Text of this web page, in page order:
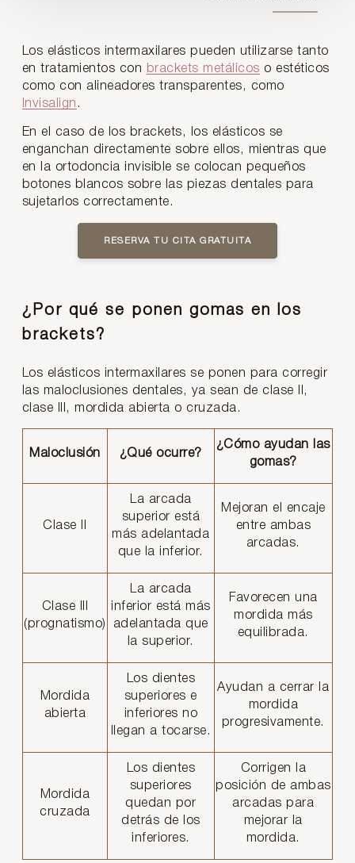
Los elásticos intermaxilares pueden utilizarse tanto
en tratamientos con brackets metálicos o estéticos
como con alineadores transparentes, como
Invisalign .
En el caso de los brackets, los elásticos se
enganchan directamente sobre ellos, mientras que
en la ortodoncia invisible se colocan pequeños
botones blancos sobre las piezas dentales para
sujetarlos correctamente.
RESERVA TU CITA GRATUITA
¿Por qué se ponen gomas en los
brackets?
Los elásticos intermaxilares se ponen para corregir
las maloclusiones dentales, ya sean de clase II,
clase III, mordida abierta o cruzada.
Maloclusión ¿Qué ocurre?
¿Cómo ayudan las
gomas?
Clase II
La arcada
superior está
más adelantada
que la inferior.
Mejoran el encaje
entre ambas
arcadas.
Clase III
(prognatismo)
La arcada
inferior está más
adelantada que
la superior.
Favorecen una
mordida más
equilibrada.
Mordida
abierta
Los dientes
superiores e
inferiores no
llegan a tocarse.
Ayudan a cerrar la
mordida
progresivamente.
Mordida
cruzada
Los dientes
superiores
quedan por
detrás de los
inferiores.
Corrigen la
posición de ambas
arcadas para
mejorar la
mordida.